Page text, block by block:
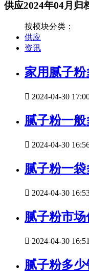
供应2024年04月归
按模块分类：
供应
资讯
家用腻子粉
 2024-04-30
腻子粉一
 2024-04-30
腻子粉一
 2024-04-30
腻子粉市
 2024-04-30 16:51
腻子粉多